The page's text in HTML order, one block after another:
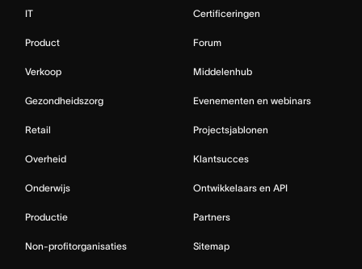
IT
Product
Verkoop
Gezondheidszorg
Retail
Overheid
Onderwijs
Productie
Non-profitorganisaties
Certificeringen
Forum
Middelenhub
Evenementen en webinars
Projectsjablonen
Klantsucces
Ontwikkelaars en API
Partners
Sitemap